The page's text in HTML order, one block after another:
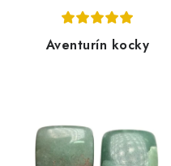
Aventurín kocky